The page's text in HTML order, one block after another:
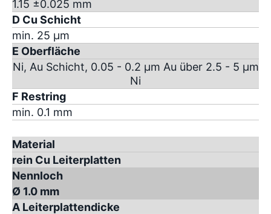
1.15 ±0.025 mm
D Cu Schicht
min. 25 µm
E Oberfläche
Ni, Au Schicht, 0.05 - 0.2 µm Au über 2.5 - 5 µm
Ni
F Restring
min. 0.1 mm
Material
rein Cu Leiterplatten
Nennloch
Ø 1.0 mm
A Leiterplattendicke